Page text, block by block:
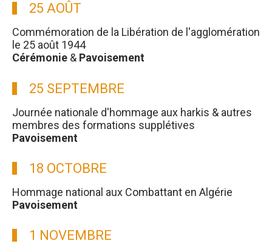
25 AOÛT
Commémoration de la Libération de l'agglomération
le 25 août 1944
Cérémonie & Pavoisement
25 SEPTEMBRE
Journée nationale d'hommage aux harkis & autres
membres des formations supplétives
Pavoisement
18 OCTOBRE
Hommage national aux Combattant en Algérie
Pavoisement
1 NOVEMBRE